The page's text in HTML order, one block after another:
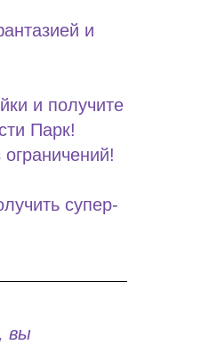
и
и получите
Парк!
супер-
вы